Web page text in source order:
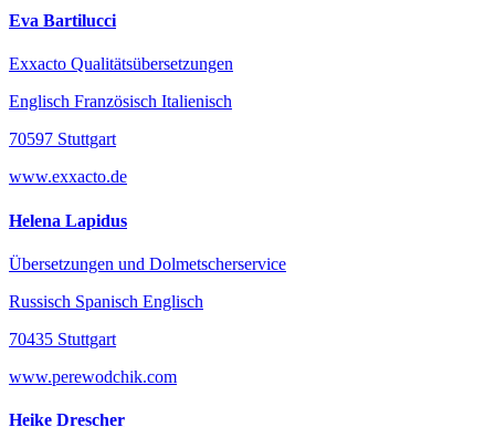
Eva Bartilucci
Exxacto Qualitätsübersetzungen
Englisch Französisch Italienisch
70597 Stuttgart
www.exxacto.de
Helena Lapidus
Übersetzungen und Dolmetscherservice
Russisch Spanisch Englisch
70435 Stuttgart
www.perewodchik.com
Heike Drescher